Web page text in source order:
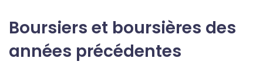
Boursiers et boursières des
années précédentes